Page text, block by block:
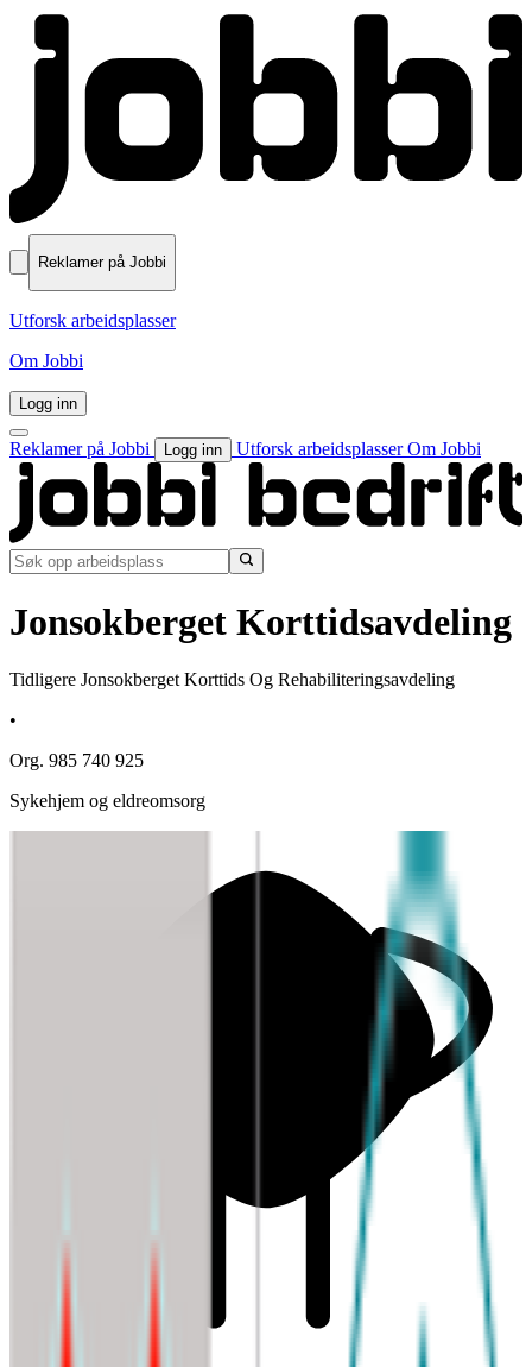
Reklamer på Jobbi
Utforsk arbeidsplasser
Om Jobbi
Logg inn
Reklamer på Jobbi Logg inn Utforsk arbeidsplasserOm Jobbi
Jonsokberget Korttidsavdeling
Tidligere Jonsokberget Korttids Og Rehabiliteringsavdeling
•
Org. 985 740 925
Sykehjem og eldreomsorg